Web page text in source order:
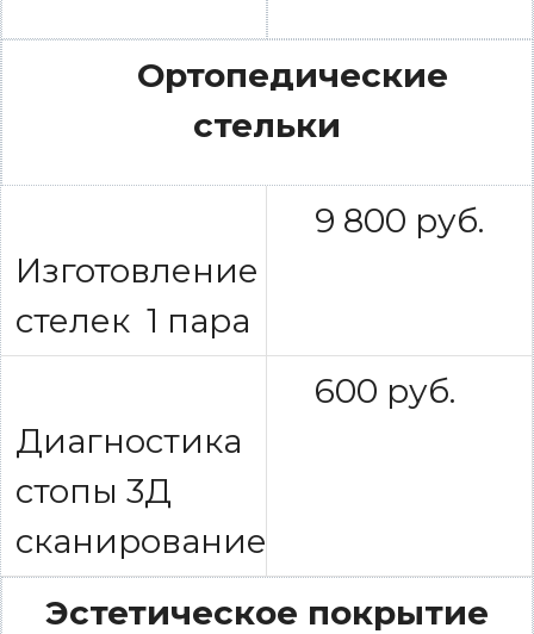
Ортопедические
стельки
Изготовление
стелек 1 пара
9 800 руб.
Диагностика
стопы 3Д
сканирование
600 руб.
Эстетическое покрытие